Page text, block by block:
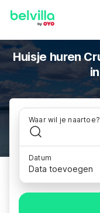
Huisje huren
Waar wil je naartoe?
Datum
Data toevoegen